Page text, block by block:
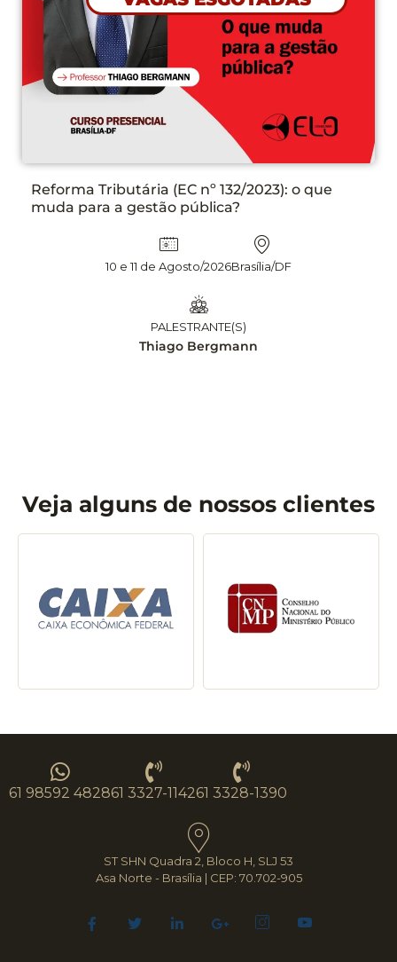
PLANEJAMENTO DAS CONTRATAÇÕES
N° 14.133/21 ETP, TR E DFD NA
EDIÇÃO
13 e 14 Agosto/2026
Veja alguns de nossos clientes
61 98592 482861 3327-114261 3328-1390
ST SHN Quadra 2, Bloco H, SLJ 53
Asa Norte - Brasília | CEP: 70.702-905